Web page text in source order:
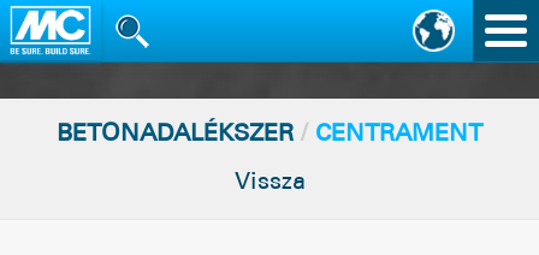
BETONADALÉKSZER / CENTRAMENT
Vissza